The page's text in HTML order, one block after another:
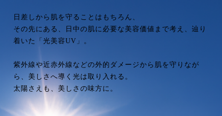
日差しから肌を守ることはもちろん、
その先にある、日中の肌に必要な美容価値まで考え、 辿り
着いた「光美容UV」。
紫外線や近赤外線などの外的ダメージから肌を守りなが
ら、 美しさへ導く光は取り入れる。
太陽さえも、美しさの味方に。